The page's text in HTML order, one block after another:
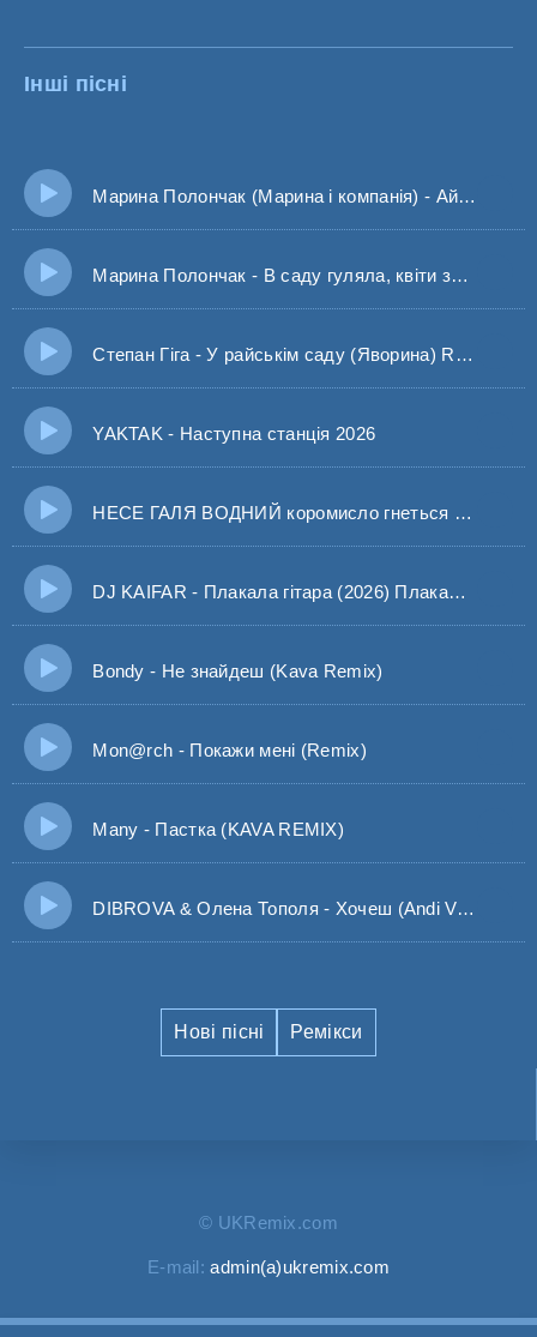
Інші пісні
Марина Полончак (Марина і компанія) - Ай, у саду гуляла В саду гуляла
Марина Полончак - В саду гуляла, квіти збирала (Марина і компанія)
Степан Гіга - У райськім саду (Яворина) REMIX
YAKTAK - Наступна станція 2026
НЕСЕ ГАЛЯ ВОДНИЙ коромисло гнеться (Повна версія)
DJ KAIFAR - Плакала гітара (2026) Плакала, плакала тихо гітара
Bondy - Не знайдеш (Kava Remix)
Mon@rch - Покажи мені (Remix)
Many - Пастка (KAVA REMIX)
DIBROVA & Олена Тополя - Хочеш (Andi Vax Remix)
Нові пісні Ремікси
© UKRemix.com
E-mail:admin(a)ukremix.com